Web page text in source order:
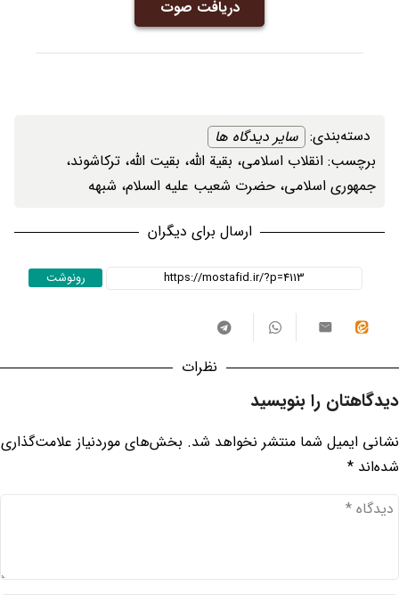
دریافت صوت
دسته‌بندی: ‌ سایر دیدگاه ها
برچسب: ‌ انقلاب اسلامی، ‌ بقیة الله، ‌ بقیت الله، ‌ ترکاشوند،
جمهوری اسلامی، ‌ حضرت شعیب علیه السلام، ‌ شبهه
ارسال برای دیگران
رونوشت
نظرات
دیدگاهتان را بنویسید
نشانی ایمیل شما منتشر نخواهد شد. بخش‌های موردنیاز علامت‌گذاری
شده‌اند *